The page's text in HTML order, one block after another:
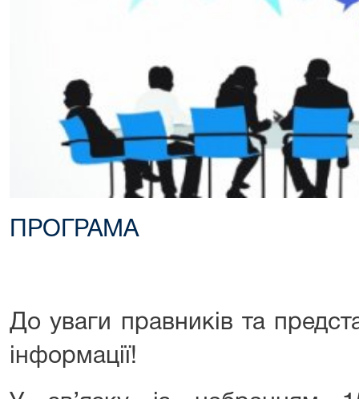
ПРОГРАМА
До уваги правників та
інформації!